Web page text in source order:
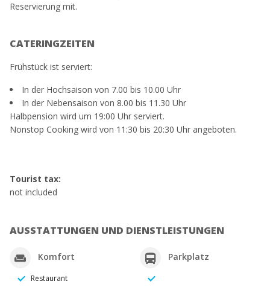
Reservierung mit.
CATERINGZEITEN
Frühstück ist serviert:
In der Hochsaison von 7.00 bis 10.00 Uhr
In der Nebensaison von 8.00 bis 11.30 Uhr
Halbpension wird um 19:00 Uhr serviert.
Nonstop Cooking wird von 11:30 bis 20:30 Uhr angeboten.
Tourist tax:
not included
AUSSTATTUNGEN UND DIENSTLEISTUNGEN
Komfort
Restaurant
Parkplatz